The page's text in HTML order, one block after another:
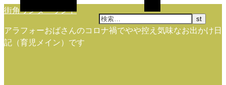
街角ワンダーランド
アラフォーおばさんのコロナ禍でやや控え気味なお出かけ日
記（育児メイン）です